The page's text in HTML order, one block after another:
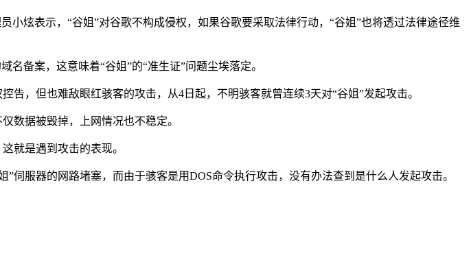
炫表示，“谷姐”对谷歌不构成侵权，如果谷歌要采取法律行动，“谷姐”也将透过法律途径维
备案，这意味着“谷姐”的“准生证”问题尘埃落定。
告，但也难敌眼红骇客的攻击，从4日起，不明骇客就曾连续3天对“谷姐”发起攻击。
数据被毁掉，上网情况也不稳定。
就是遇到攻击的表现。
服器的网路堵塞，而由于骇客是用DOS命令执行攻击，没有办法查到是什么人发起攻击。